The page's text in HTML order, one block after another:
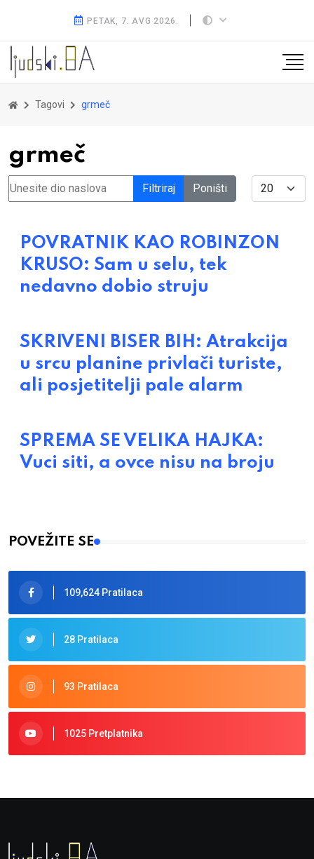
PETAK, 7. AVG 2026.
Tagovi grmeč
grmeč
Unesite dio naslova Filtriraj Poništi Display #
POVRATNIK KAO ROBINZON
KRUSO: Sam u selu, tek
nedavno dobio struju
SKRIVENI BISER BIH: Atrakcija
u srcu planine privlači turiste,
ali posjetitelji pale alarm
SPREMA SE VELIKA HAJKA:
Vuci siti, a ovce nisu na broju
POVEŽITE SE
109,624 Pratilaca
28 Pratilaca
93 Pratilaca
1025 Pretplatnika